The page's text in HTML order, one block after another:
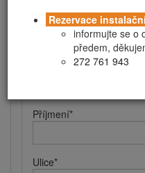
Kontaktní a fakturační
Jméno*
Příjmení*
Ulice*
Rezervace
informujte se o
předem,
272 761 943